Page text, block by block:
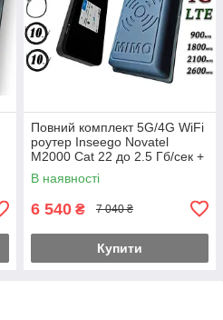
Повний комплект 5G/4G WiFi
роутер Inseego Novatel
M2000 Cat 22 до 2.5 Гб/сек +
MiMo антеною (824-
2700МГц)
В наявності
6 540 ₴ 7 040 ₴
Купити